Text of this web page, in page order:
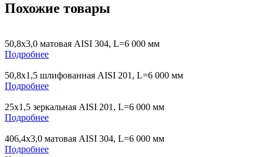
Похожие товары
50,8х3,0 матовая AISI 304, L=6 000 мм
Подробнее
50,8х1,5 шлифованная AISI 201, L=6 000 мм
Подробнее
25х1,5 зеркальная AISI 201, L=6 000 мм
Подробнее
406,4х3,0 матовая AISI 304, L=6 000 мм
Подробнее